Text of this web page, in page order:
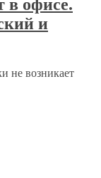
в офисе.
и
не возникает